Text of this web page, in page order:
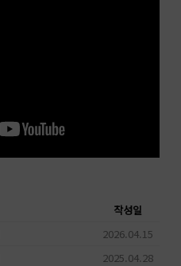
작성일
2026.04.15
2025.04.28